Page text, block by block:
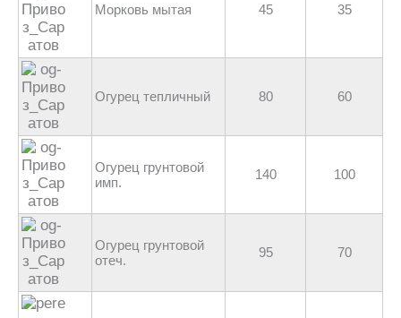
Морковь мытая 45 35
Огурец тепличный 80 60
Огурец грунтовой
имп.
140 100
Огурец грунтовой
отеч.
95 70